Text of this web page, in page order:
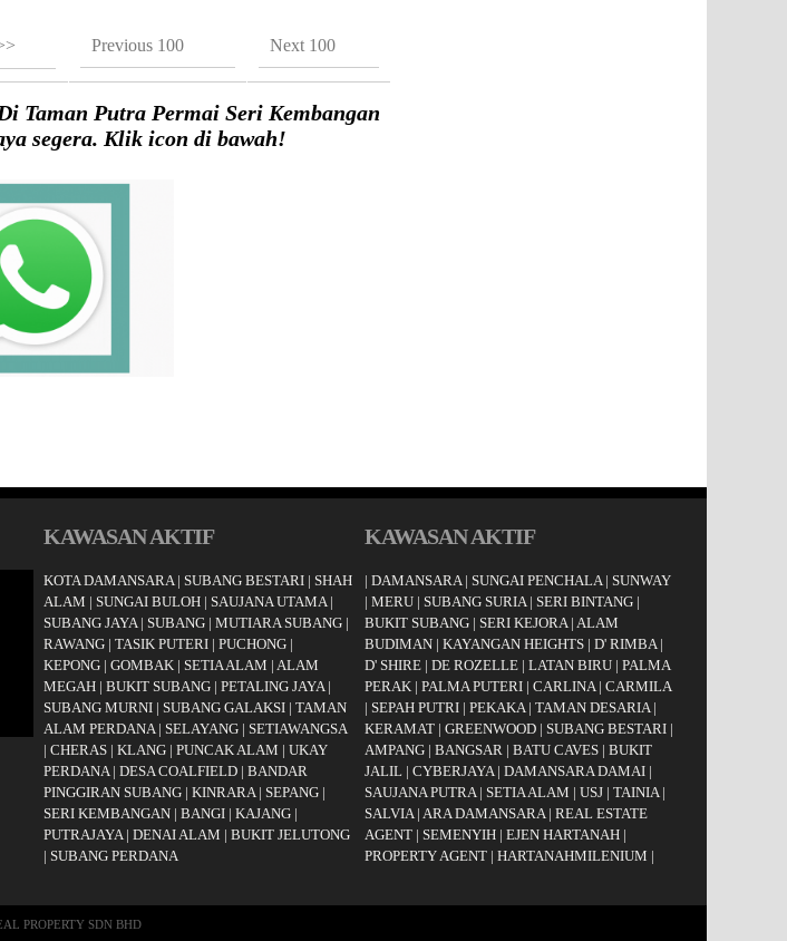
Previous 100 Next 100
Taman Putra Permai Seri Kembangan
segera. Klik icon di bawah!
KAWASAN AKTIF
KOTA DAMANSARA | SUBANG BESTARI | SHAH
ALAM | SUNGAI BULOH | SAUJANA UTAMA |
SUBANG JAYA | SUBANG | MUTIARA SUBANG |
RAWANG | TASIK PUTERI | PUCHONG |
KEPONG | GOMBAK | SETIA ALAM | ALAM
MEGAH | BUKIT SUBANG | PETALING JAYA |
SUBANG MURNI | SUBANG GALAKSI | TAMAN
ALAM PERDANA | SELAYANG | SETIAWANGSA
| CHERAS | KLANG | PUNCAK ALAM | UKAY
PERDANA | DESA COALFIELD | BANDAR
PINGGIRAN SUBANG | KINRARA | SEPANG |
SERI KEMBANGAN | BANGI | KAJANG |
PUTRAJAYA | DENAI ALAM | BUKIT JELUTONG
| SUBANG PERDANA
KAWASAN AKTIF
| DAMANSARA| SUNGAI PENCHALA| SUNWAY
| MERU| SUBANG SURIA| SERI BINTANG|
BUKIT SUBANG| SERI KEJORA| ALAM
BUDIMAN| KAYANGAN HEIGHTS| D' RIMBA|
D' SHIRE| DE ROZELLE| LATAN BIRU| PALMA
PERAK| PALMA PUTERI | CARLINA| CARMILA
| SEPAH PUTRI| PEKAKA| TAMAN DESARIA|
KERAMAT| GREENWOOD| SUBANG BESTARI|
AMPANG| BANGSAR | BATU CAVES| BUKIT
JALIL| CYBERJAYA| DAMANSARA DAMAI|
SAUJANA PUTRA| SETIA ALAM | USJ| TAINIA|
SALVIA| ARA DAMANSARA| REAL ESTATE
AGENT | SEMENYIH| EJEN HARTANAH|
PROPERTY AGENT| HARTANAHMILENIUM |
PROPERTY SDN BHD